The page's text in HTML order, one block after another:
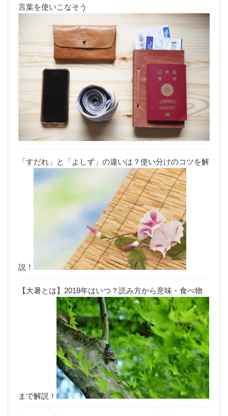
言葉を使いこなそう
「すだれ」と「よしず」の違いは？使い分けのコツを解
説！
【大暑とは】2018年はいつ？読み方から意味・食べ物
まで解説！